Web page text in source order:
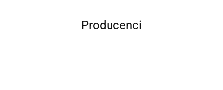
Producenci